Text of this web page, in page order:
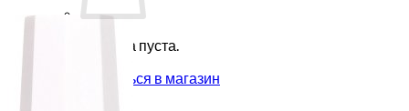
Корзина пуста.
Вернуться в магазин